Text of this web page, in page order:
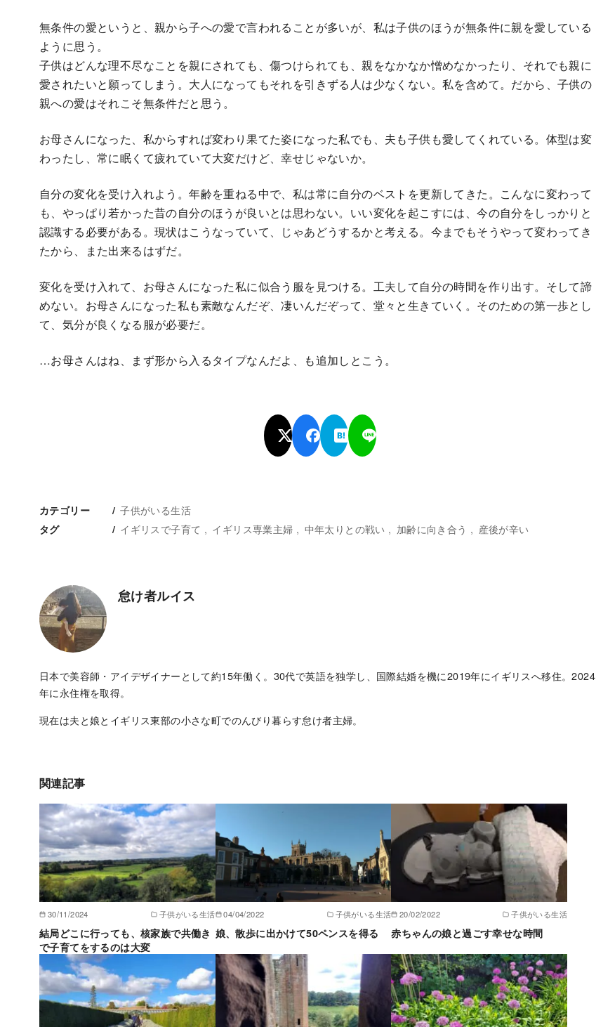
無条件の愛というと、親から子への愛で言われることが多いが、私は子供のほうが無条件に親を愛している
ように思う。
子供はどんな理不尽なことを親にされても、傷つけられても、親をなかなか憎めなかったり、それでも親に
愛されたいと願ってしまう。大人になってもそれを引きずる人は少なくない。私を含めて。だから、子供の
親への愛はそれこそ無条件だと思う。
お母さんになった、私からすれば変わり果てた姿になった私でも、夫も子供も愛してくれている。体型は変
わったし、常に眠くて疲れていて大変だけど、幸せじゃないか。
自分の変化を受け入れよう。年齢を重ねる中で、私は常に自分のベストを更新してきた。こんなに変わって
も、やっぱり若かった昔の自分のほうが良いとは思わない。いい変化を起こすには、今の自分をしっかりと
認識する必要がある。現状はこうなっていて、じゃあどうするかと考える。今までもそうやって変わってき
たから、また出来るはずだ。
変化を受け入れて、お母さんになった私に似合う服を見つける。工夫して自分の時間を作り出す。そして諦
めない。お母さんになった私も素敵なんだぞ、凄いんだぞって、堂々と生きていく。そのための第一歩とし
て、気分が良くなる服が必要だ。
…お母さんはね、まず形から入るタイプなんだよ、も追加しとこう。
カテゴリー 子供がいる生活
タグ イギリスで子育て イギリス専業主婦 中年太りとの戦い 加齢に向き合う 産後が辛い
怠け者ルイス
日本で美容師・アイデザイナーとして約15年働く。30代で英語を独学し、国際結婚を機に2019年にイギリスへ移住。2024
年に永住権を取得。
現在は夫と娘とイギリス東部の小さな町でのんびり暮らす怠け者主婦。
関連記事
30/11/2024 子供がいる生活
結局どこに行っても、核家族で共働き
で子育てをするのは大変
04/04/2022 子供がいる生活
娘、散歩に出かけて50ペンスを得る
20/02/2022 子供がいる生活
赤ちゃんの娘と過ごす幸せな時間